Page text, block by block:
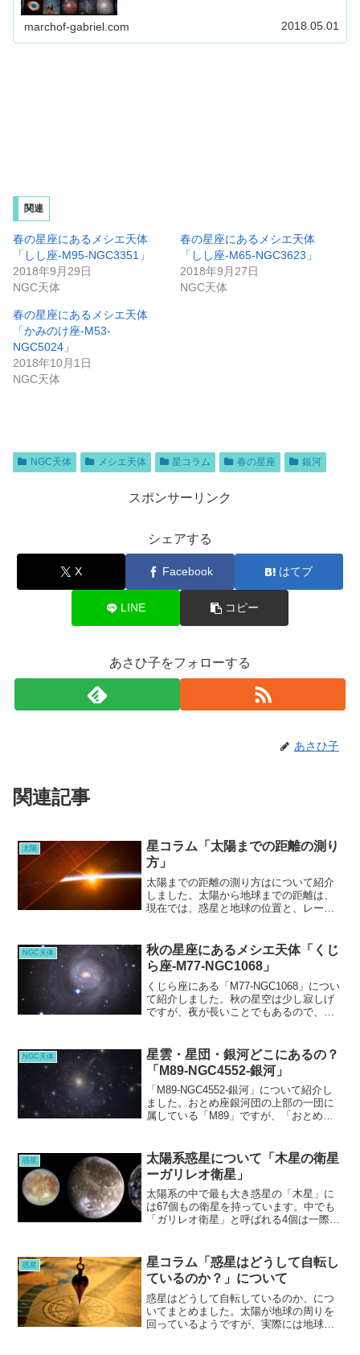
marchof-gabriel.com 2018.05.01
関連
春の星座にあるメシエ天体
「しし座-M95-NGC3351」
2018年9月29日
NGC天体
春の星座にあるメシエ天体
「しし座-M65-NGC3623」
2018年9月27日
NGC天体
春の星座にあるメシエ天体
「かみのけ座-M53-
NGC5024」
2018年10月1日
NGC天体
NGC天体 メシエ天体 星コラム 春の星座 銀河
スポンサーリンク
シェアする
X Facebook はてブ
LINE コピー
あさひ子をフォローする
あさひ子
関連記事
太陽
星コラム「太陽までの距離の測り
方」
太陽までの距離の測り方はについて紹介
しました。太陽から地球までの距離は、
現在では、惑星と地球の位置と、レーダ
間の距離というのが正確であることが、
大切で、さらに遠くの星などを測る時に
役に立ちます。
NGC天体
秋の星座にあるメシエ天体「くじ
ら座-M77-NGC1068」
くじら座にある「M77-NGC1068」につい
て紹介しました。秋の星空は少し寂しげ
ですが、夜が長いことでもあるので、静
NGC天体
星雲・星団・銀河どこにあるの？
「M89-NGC4552-銀河」
「M89-NGC4552-銀河」について紹介し
ました。おとめ座銀河団の上部の一団に
属している「M89」ですが、「おとめ
ような、美しさがあるのではないかと、
思わせる銀河周辺ですね。
惑星
太陽系惑星について「木星の衛星
ーガリレオ衛星」
太陽系の中で最も大き惑星の「木星」に
は67個もの衛星を持っています。中でも
「ガリレオ衛星」と呼ばれる4個は一際大
衛星となっています。
惑星
星コラム「惑星はどうして自転し
ているのか？」について
惑星はどうして自転しているのか、につ
いてまとめました。太陽が地球の周りを
回っているようですが、実際には地球が